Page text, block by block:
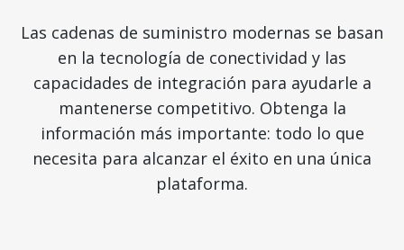
Las cadenas de suministro modernas se basan
en la tecnología de conectividad y las
capacidades de integración para ayudarle a
mantenerse competitivo. Obtenga la
información más importante: todo lo que
necesita para alcanzar el éxito en una única
plataforma.